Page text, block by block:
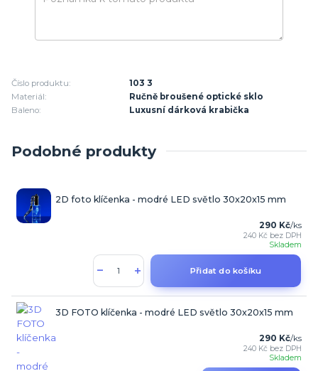
Číslo produktu:
103 3
Materiál:
Ručně broušené optické sklo
Baleno:
Luxusní dárková krabička
Podobné produkty
2D foto klíčenka - modré LED světlo 30x20x15 mm
290 Kč/ks
240 Kč bez DPH
Skladem
Přidat do košíku
3D FOTO klíčenka - modré LED světlo 30x20x15 mm
290 Kč/ks
240 Kč bez DPH
Skladem